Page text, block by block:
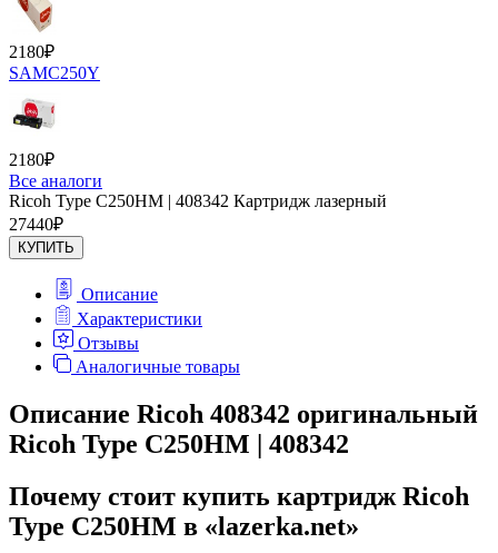
2180₽
SAMC250Y
2180₽
Все аналоги
Ricoh Type C250HM | 408342 Картридж лазерный
27440₽
КУПИТЬ
Описание
Характеристики
Отзывы
Аналогичные товары
Описание Ricoh 408342 оригинальный
Ricoh Type C250HM | 408342
Почему стоит купить картридж Ricoh
Type C250HM в «lazerka.net»